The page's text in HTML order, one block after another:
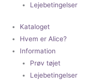
Lejebetingelser
Kataloget
Hvem er Alice?
Information
Prøv tøjet
Lejebetingelser